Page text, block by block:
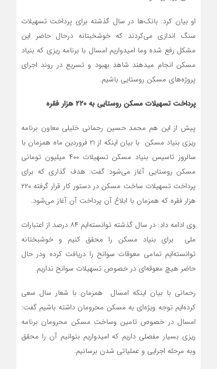
او بیان کرد: بانک‌ها در سال گذشته برای پرداخت تسهیلات
سنگ اندازی می‌کردند که خوشخبتانه درحال حاضر این
مشکل رفع شده وما امیدواریم امسال با برنامه ریزی که بنیاد
مسکن انجام میدهند شاهد بهبود و تسریع در روند اجرای
پروژه‌های مسکن روستایی باشیم.
پرداخت تسهیلات مسکن روستایی به ۲۲۰ هزار فقره
پیش از این هم محمد حسین رحمانی خلیلی معاون برنامه
ریزی بنیاد مسکن با بیان اینکه از ۲۱ فروردین ماه همزمان با
سالروز تاسیس بنیاد مسکن تسهیلات ۴۰۰ میلیون تومانی
مسکن روستایی آغاز می‌شود گفت: هدف گذاری که برای
پرداخت تسهیلات ساخت مسکن در دستور کار قرار گرفته ۲۲۰
هزار فقره که همزمان با ابلاغ آن پرداخت آن آغاز می‌شود.
وی ادامه داد: در سال گذشته توانسته‌ایم ۸۴ درصد از اعتبارات
ملی برای بنیاد مسکن را محقق کنیم و خوشبختانه
توانسته‌ایم تمامی معوقات سوانح را دریافت کرده ودر حال
حاضر هیچ معوقه‌ای در خصوص تسهیلات سوانح نداریم.
رحمانی با بیان اینکه امسال همزمان با شعار سال سعی
کرده‌ایم توجه ویژه‌ای به مسکن محرومان داشته باشیم گفت:
امسال در خصوص تامین وساخت مسکن محرومان برنامه
ریزی بسیار مفصلی داریم که امیدواریم بتوانیم آن را محقق
وبه مرحله اجرایی و عملیاتی شدن برسانیم.